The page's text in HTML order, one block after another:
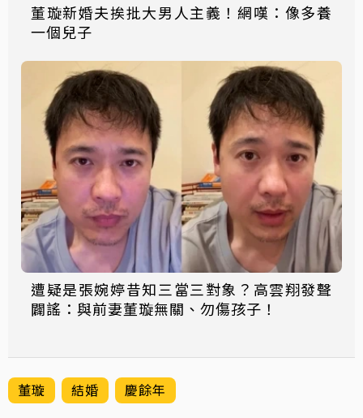
董璇新婚夫挨批大男人主義！網嘆：像多養
一個兒子
遭疑是張婉婷昔知三當三對象？高雲翔發聲
闢謠：與前妻董璇無關、勿傷孩子！
董璇 結婚 慶餘年